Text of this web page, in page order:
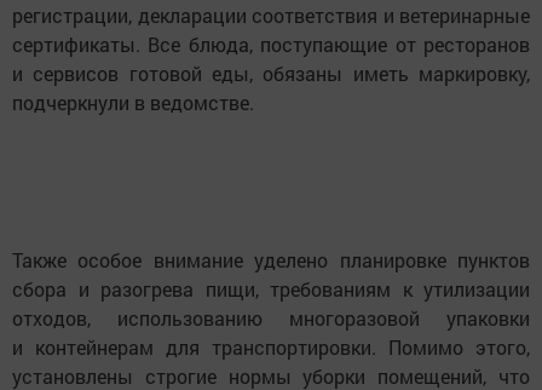
регистрации, декларации соответствия и ветеринарные
сертификаты. Все блюда, поступающие от ресторанов
и сервисов готовой еды, обязаны иметь маркировку,
подчеркнули в ведомстве.
Также особое внимание уделено планировке пунктов
сбора и разогрева пищи, требованиям к утилизации
отходов, использованию многоразовой упаковки
и контейнерам для транспортировки. Помимо этого,
установлены строгие нормы уборки помещений, что